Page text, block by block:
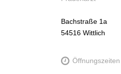
Bachstraße 1a
54516 Wittlich
Öffnungszeiten